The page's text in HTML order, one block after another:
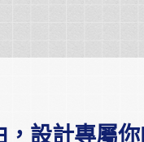
，設計專屬